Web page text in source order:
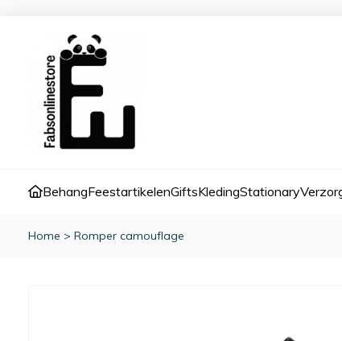
BehangFeestartikelenGiftsKledingStationary
Home > Romper camouflage